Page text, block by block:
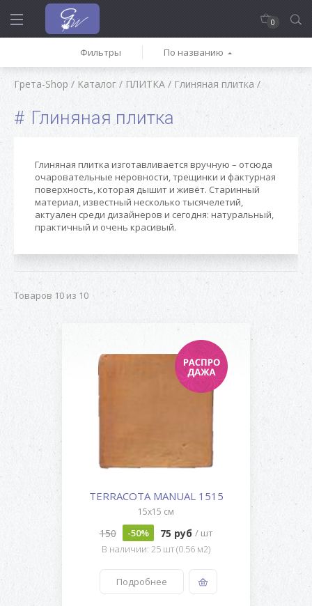
0
Грета-Shop / Каталог / ПЛИТКА / Глиняная плитка /
Глиняная плитка
Глиняная плитка изготавливается вручную – отсюда
очаровательные неровности, трещинки и фактурная
поверхность, которая дышит и живёт. Старинный
материал, известный несколько тысячелетий,
актуален среди дизайнеров и сегодня: натуральный,
практичный и очень красивый.
Товаров 10 из 10
TERRACOTA MANUAL 1515
15x15 см
150 -50% 75 руб / шт
В наличии: 25 шт (0.56 м2)
Подробнее
Фильтры По названию